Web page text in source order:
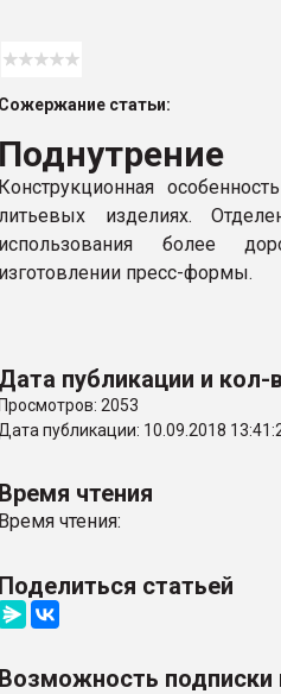
ПЕРЕЙТИ НА ФОРУМ
Сожержание статьи:
Поднутрение
Конструкционная
изделиях.
использования более
изготовлении пресс-формы.
Дата публикации и кол-
Просмотров: 2053
Дата публикации: 10.09.2018
Время чтения
Время чтения:
Поделиться статьей
Возможность подписки